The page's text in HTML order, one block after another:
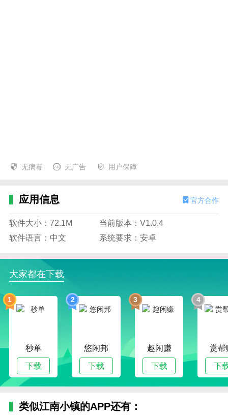
无病毒 无广告 用户保障
应用信息 官方合作
软件大小：72.1M
当前版本：V1.0.4
软件语言：中文
系统要求：安卓
大家都在下载
1
秒单
下载
2
悠闲邦
下载
3
趣闲赚
下载
4
赏帮
下
类似江南小镇的APP还有：